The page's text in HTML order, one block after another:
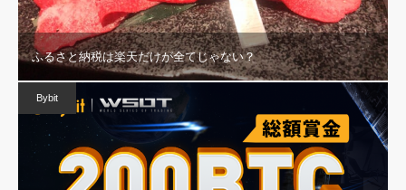
ふるさと納税は楽天だけが全てじゃない？
Bybit